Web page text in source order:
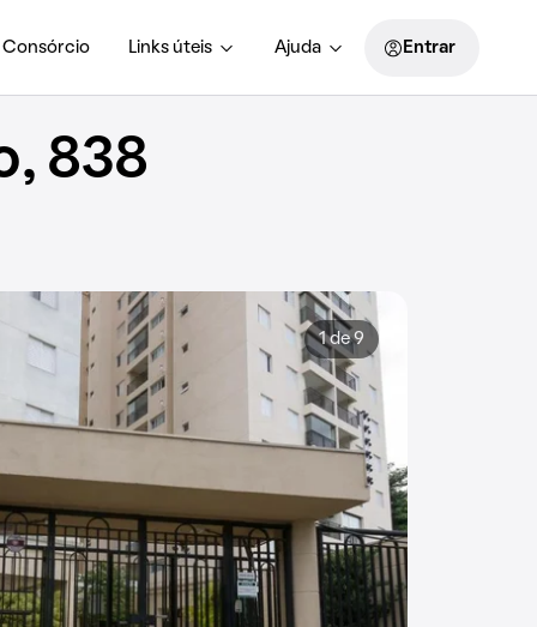
Consórcio Links úteis Ajuda Entrar
838
1 de 9